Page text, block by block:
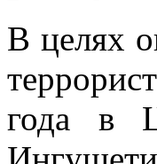
В целях
года в